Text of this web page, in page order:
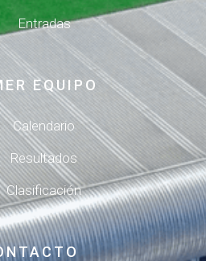
Entradas
EQUIPO
Calendario
Resultados
Clasificación